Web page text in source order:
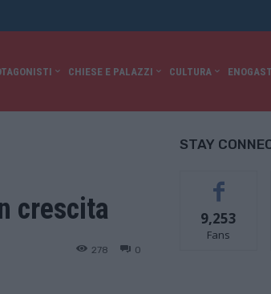
CHIESE E PALAZZI CULTURA
crescita
0
278
STAY
9,253
Fans